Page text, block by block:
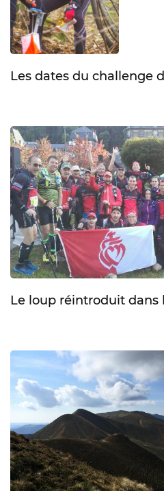
Les dates du challenge
Le loup réintroduit dans